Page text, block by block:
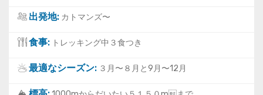
出発地: カトマンズ〜
食事: トレッキング中３食つき
最適なシーズン: ３月〜８月と9月〜12月